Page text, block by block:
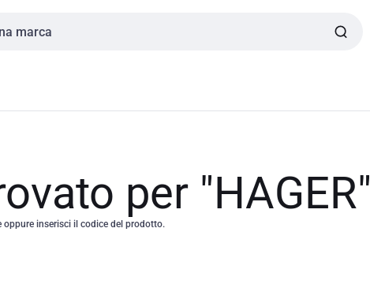
per "HAGER"
inserisci il codice del prodotto.